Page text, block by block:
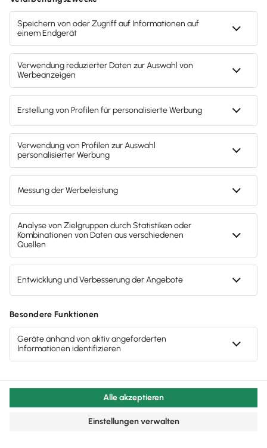
Einfache Auftragsverwaltung mit praktischen
Extras inklusive Support-Service Paket
29,80 € mtl. Rate (zzgl. MwSt.)
oder357,60 €jährl.(zzgl. MwSt.)
Jetzt bestellen
30 Tage testen
Für Windows-Nutzer
1 Arbeitsplatz
Alles zu Angebot & Rechnung
Verwaltung von Kunden & Lieferanten
DATANORM-Schnittstelle
Formelverwaltung